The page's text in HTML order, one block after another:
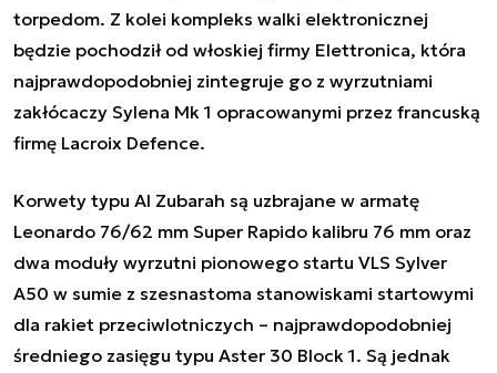
torpedom. Z kolei kompleks walki elektronicznej
będzie pochodził od włoskiej firmy Elettronica, która
najprawdopodobniej zintegruje go z wyrzutniami
zakłócaczy Sylena Mk 1 opracowanymi przez francuską
firmę Lacroix Defence.
Korwety typu Al Zubarah są uzbrajane w armatę
Leonardo 76/62 mm Super Rapido kalibru 76 mm oraz
dwa moduły wyrzutni pionowego startu VLS Sylver
A50 w sumie z szesnastoma stanowiskami startowymi
dla rakiet przeciwlotniczych – najprawdopodobniej
średniego zasięgu typu Aster 30 Block 1. Są jednak